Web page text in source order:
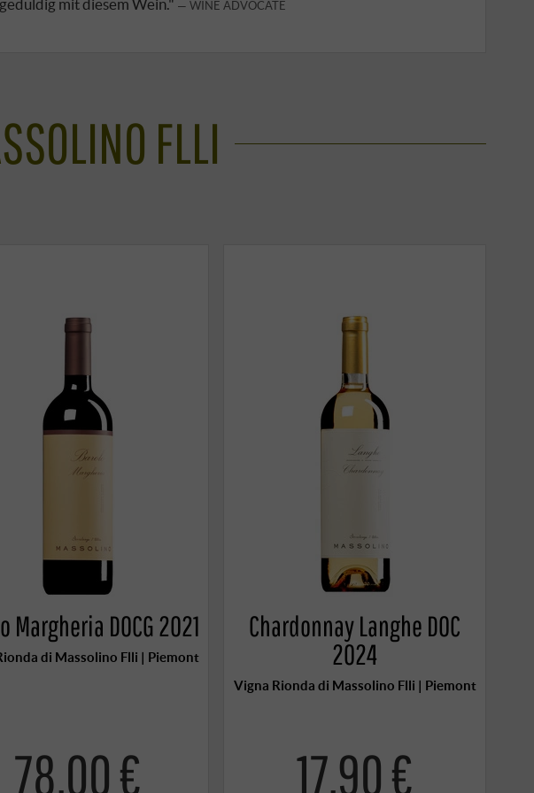
mit diesem Wein." WINE ADVOCATE
FLLI
Margheria DOCG 2021
di Massolino Flli | Piemont
78,00 €
Chardonnay Langhe DOC
2024
Vigna Rionda di Massolino Flli | Piemont
17,90 €